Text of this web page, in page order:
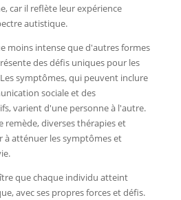
car il reflète leur expérience
autistique.
moins intense que d'autres formes
des défis uniques pour les
symptômes, qui peuvent inclure
sociale et des
varient d'une personne à l'autre.
remède, diverses thérapies et
à atténuer les symptômes et
que chaque individu atteint
avec ses propres forces et défis.